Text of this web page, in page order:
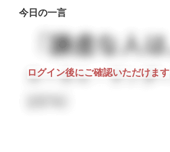
今日の一言
ログイン後にご確認いただけます